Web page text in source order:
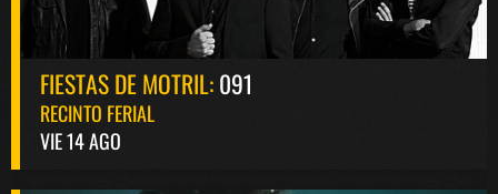
FIESTAS DE MOTRIL:091
RECINTO FERIAL
VIE 14 AGO